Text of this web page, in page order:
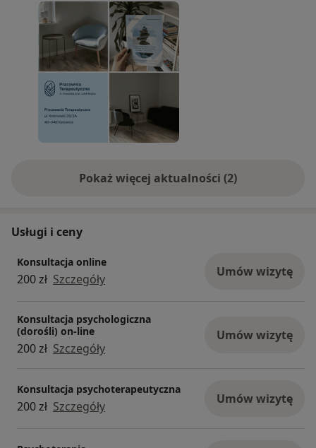
Pokaż więcej aktualności (2)
Usługi i ceny
Konsultacja online
200 zł Szczegóły Umów wizytę
Konsultacja psychologiczna
(dorośli) on-line
200 zł Szczegóły
Umów wizytę
Konsultacja psychoterapeutyczna
200 zł Szczegóły Umów wizytę